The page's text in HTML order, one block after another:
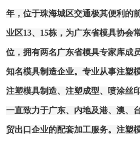
年，位于珠海城区交通极其便利的
业区13、15栋，为广东省模具协会
位，拥有两名广东省模具专家库成
知名模具制造企业。专业从事注塑
注塑模具制造、注塑成型、喷涂丝
一直致力于广东、内地及港、澳、
贸出口企业的配套加工服务。注塑